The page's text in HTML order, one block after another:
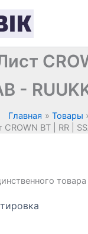
-
Главная
Товары
BT | RR |
товара